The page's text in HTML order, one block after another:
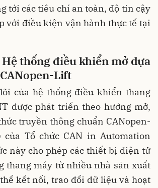
tới các tiêu chí an toàn, độ tin cậy
với điều kiện vận hành thực tế tại
thống điều khiển mở dựa
Lift
của hệ thống điều khiển thang
được phát triển theo hướng mở,
truyền thông chuẩn CANopen-
của Tổ chức CAN in Automation
này cho phép các thiết bị điện tử
thang máy từ nhiều nhà sản xuất
kết nối, trao đổi dữ liệu và hoạt